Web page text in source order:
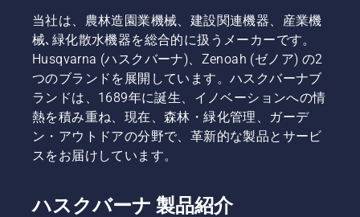
私たち
は、その
答えを得
るため
に、この
業界で最
も優れた
人物の一
人に話を
聞きまし
うえで、
この季節
に最も重
要なヒン
トをご覧
くださ
い。
当社は、農林造園業機械、建設関連機器、産業機
械､緑化散水機器を総合的に扱うメーカーです。
Husqvarna (ハスクバーナ)、Zenoah (ゼノア) の2
つのブランドを展開しています。ハスクバーナブ
ランドは、1689年に誕生、イノベーションへの情
熱を積み重ね、現在、森林・緑化管理、ガーデ
ン・アウトドアの分野で、革新的な製品とサービ
スをお届けしています。
ハスクバーナ 製品紹介